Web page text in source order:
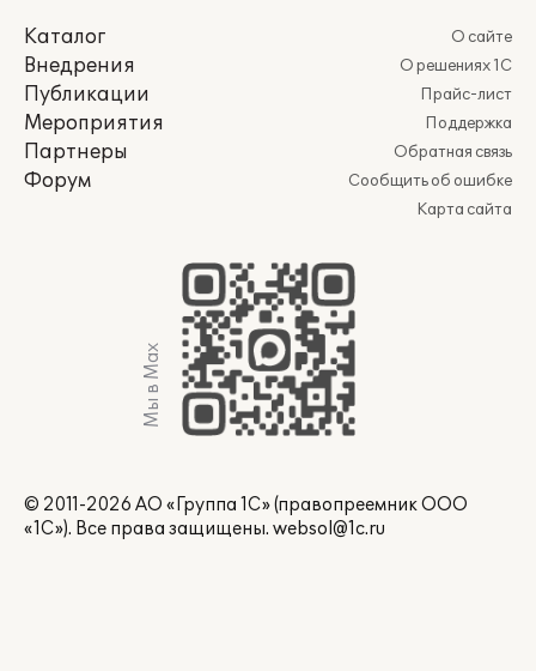
Каталог
Внедрения
Публикации
Мероприятия
Партнеры
Форум
О сайте
О решениях 1С
Прайс-лист
Поддержка
Обратная связь
Сообщить об ошибке
Карта сайта
Мы в Max
© 2011-2026 АО «Группа 1С» (правопреемник ООО
«1С»). Все права защищены. websol@1c.ru